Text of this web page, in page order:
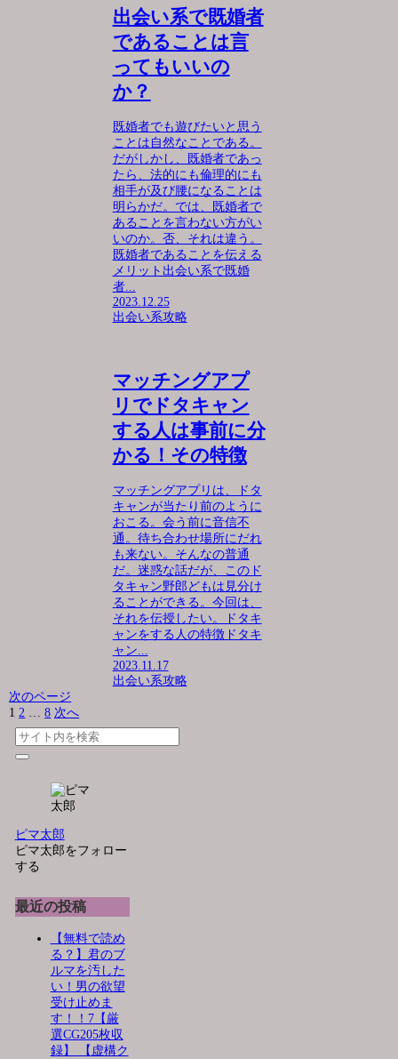
出会い系で既婚者
であることは言
ってもいいの
か？
既婚者でも遊びたいと思う
ことは自然なことである。
だがしかし、既婚者であっ
たら、法的にも倫理的にも
相手が及び腰になることは
明らかだ。では、既婚者で
あることを言わない方がい
いのか。否、それは違う。
既婚者であることを伝える
メリット出会い系で既婚
者...
2023.12.25
出会い系攻略
マッチングアプ
リでドタキャン
する人は事前に分
かる！その特徴
マッチングアプリは、ドタ
キャンが当たり前のように
おこる。会う前に音信不
通。待ち合わせ場所にだれ
も来ない。そんなの普通
だ。迷惑な話だが、このド
タキャン野郎どもは見分け
ることができる。今回は、
それを伝授したい。ドタキ
ャンをする人の特徴ドタキ
ャン...
2023.11.17
出会い系攻略
次のページ
1 2 … 8 次へ
ピマ太郎
ピマ太郎をフォロー
する
最近の投稿
【無料で読め
る？】君のブ
ルマを汚した
い！男の欲望
受け止めま
す！！7【厳
選CG205枚収
録】 【虚構ク